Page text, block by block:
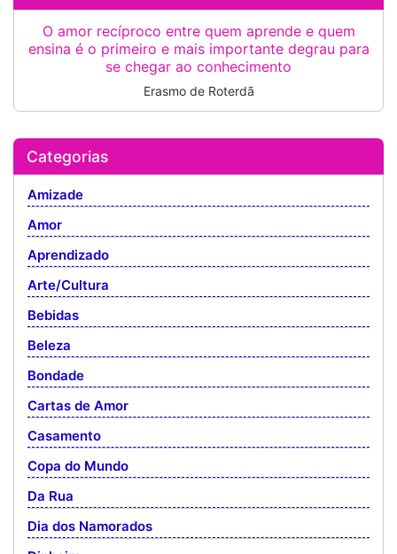
O amor recíproco entre quem aprende e quem
ensina é o primeiro e mais importante degrau para
se chegar ao conhecimento
Erasmo de Roterdã
Categorias
Amizade
Amor
Aprendizado
Arte/Cultura
Bebidas
Beleza
Bondade
Cartas de Amor
Casamento
Copa do Mundo
Da Rua
Dia dos Namorados